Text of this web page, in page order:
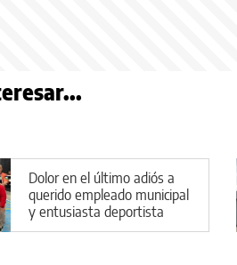
Dolor en el último adiós a
querido empleado municipal
y entusiasta deportista